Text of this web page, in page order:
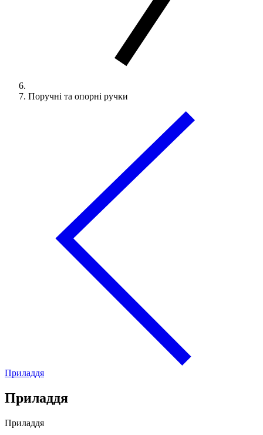
Поручні та опорні ручки
Приладдя
Приладдя
Приладдя